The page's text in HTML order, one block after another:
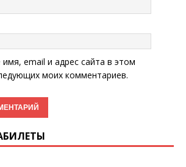
email и адрес сайта в этом
моих комментариев.